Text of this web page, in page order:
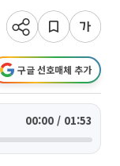
구글 선호매체 추가
00:00 / 01:53